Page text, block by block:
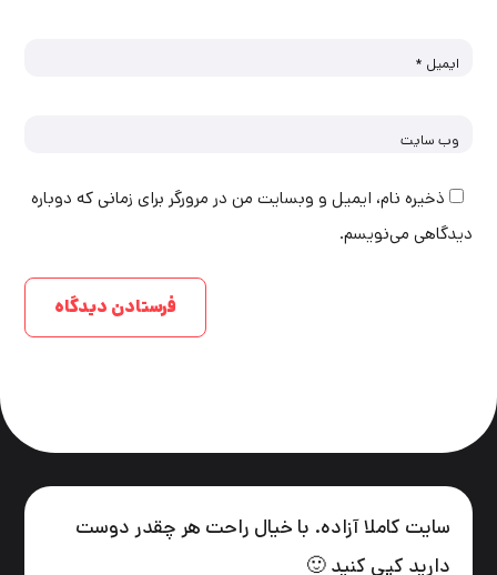
ایمیل *
وب‌ سایت
ذخیره نام، ایمیل و وبسایت من در مرورگر برای زمانی که دوباره
دیدگاهی می‌نویسم.
سایت کاملا آزاده. با خیال راحت هر چقدر دوست
دارید کپی کنید 🙂